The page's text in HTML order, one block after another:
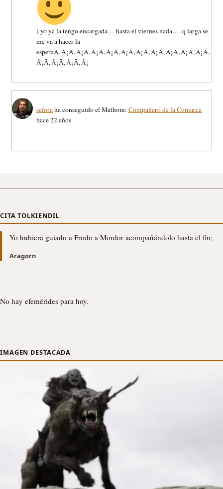
) yo ya la tengo encargada… hasta el viernes nada…. q larga se
me va a hacer la
esperaÃ‚Â¡Ã‚Â¡Ã‚Â¡Ã‚Â¡Ã‚Â¡Ã‚Â¡Ã‚Â¡Ã‚Â¡Ã‚Â¡Ã‚Â¡Ã‚
Â¡Ã‚Â¡Ã‚Â¡Ã‚Â¡
seforaha conseguido el Mathom: Compañero de la Comarca
hace 22 años
CITA TOLKIENDIL
Yo hubiera guiado a Frodo a Mordor acompañándolo hasta el fin;
Aragorn
No hay efemérides para hoy.
IMAGEN DESTACADA